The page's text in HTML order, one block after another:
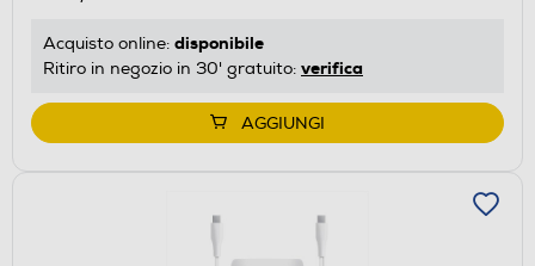
Acquisto online: disponibile
Ritiro in negozio in 30' gratuito: verifica
AGGIUNGI